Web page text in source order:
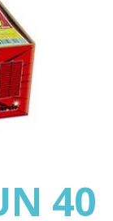
40